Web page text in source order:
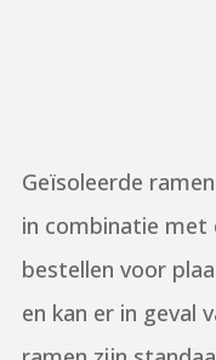
Geïsoleerde
in combinatie met
bestellen voor
en kan er in geval